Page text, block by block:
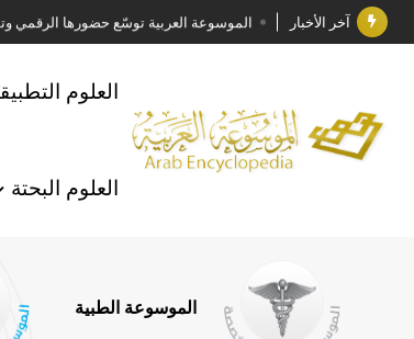
آخر الأخبار الموسوعة العربية توسّع حضورها الرقمي
جائزة مجمع الملك سلمان العالمي للغة العربية
الأستاذ إياد خالد الطباع مدير عام لهيئة
السيد محمد ياسين صالح وزيرا للثقافة
توصيات مجلس الإدارة
صدور المجلد السابع من موسوعة الآثار
العلوم
العلوم البحتة
الموسوعة الطبية